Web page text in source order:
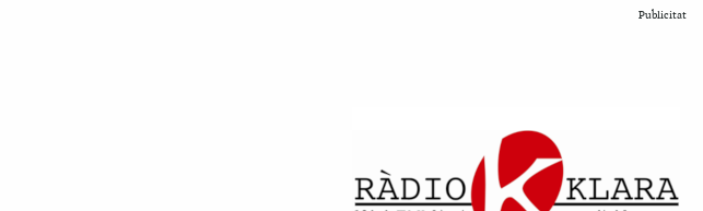
Publicitat